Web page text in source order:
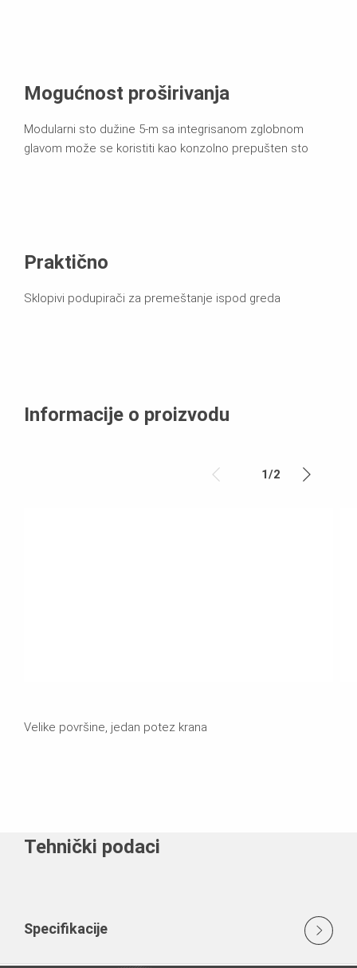
Mogućnost proširivanja
Modularni sto dužine 5-m sa integrisanom zglobnom
glavom može se koristiti kao konzolno prepušten sto
Praktično
Sklopivi podupirači za premeštanje ispod greda
Informacije o proizvodu
1/2
Velike površine, jedan potez krana
Tehnički podaci
Specifikacije